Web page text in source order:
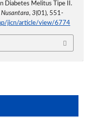
Diabetes Melitus Tipe II.
, 3(01), 551-
jicn/article/view/6774